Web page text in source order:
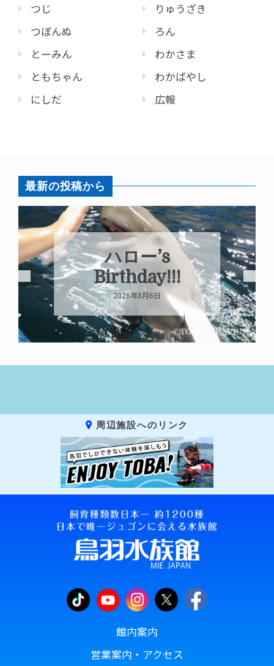
つじ
つぼんぬ
とーみん
ともちゃん
にしだ
りゅうざき
ろん
わかさま
わかばやし
広報
最新の投稿から
ハロー’s
Birthday!!!
2026年8月6日
周辺施設へのリンク
館内案内
営業案内・アクセス